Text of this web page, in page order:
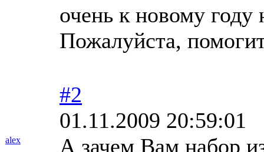
очень к новому
Пожалуйста,
alex
#2
01.11.2009 20:59:01
А зачем Вам набор